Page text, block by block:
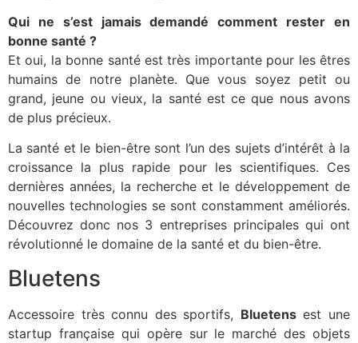
Qui ne s’est jamais demandé comment rester en
bonne santé ?
Et oui, la bonne santé est très importante pour les êtres
humains de notre planète. Que vous soyez petit ou
grand, jeune ou vieux, la santé est ce que nous avons
de plus précieux.
La santé et le bien-être sont l’un des sujets d’intérêt à la
croissance la plus rapide pour les scientifiques. Ces
dernières années, la recherche et le développement de
nouvelles technologies se sont constamment améliorés.
Découvrez donc nos 3 entreprises principales qui ont
révolutionné le domaine de la santé et du bien-être.
Bluetens
Accessoire très connu des sportifs, Bluetensest une
startup française qui opère sur le marché des objets